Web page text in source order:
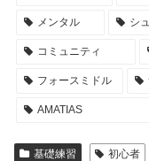
メンタル シ
コミュニティ
フォースミドル
AMATIAS
基礎練習 初心者